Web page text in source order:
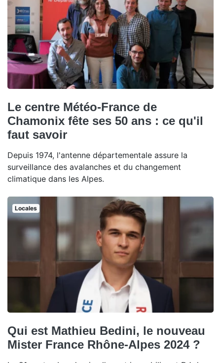
Le centre Météo-France de
Chamonix fête ses 50 ans : ce qu'il
faut savoir
Depuis 1974, l'antenne départementale assure la
surveillance des avalanches et du changement
climatique dans les Alpes.
Locales
Qui est Mathieu Bedini, le nouveau
Mister France Rhône-Alpes 2024 ?